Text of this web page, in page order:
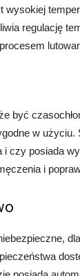
wysokiej
regulację
być
w
i czy posiada
i